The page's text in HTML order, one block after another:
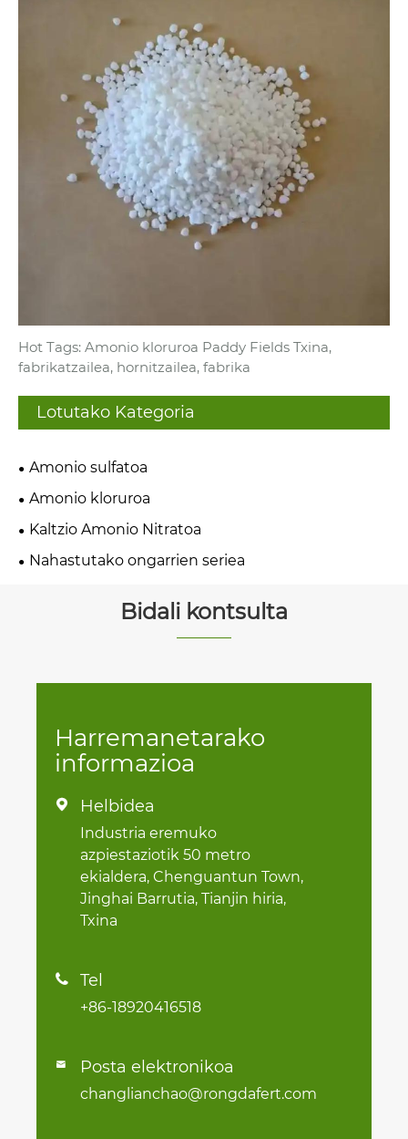
Hot Tags: Amonio kloruroa Paddy Fields Txina,
fabrikatzailea, hornitzailea, fabrika
Lotutako Kategoria
Amonio sulfatoa
Amonio kloruroa
Kaltzio Amonio Nitratoa
Nahastutako ongarrien seriea
Bidali kontsulta
Harremanetarako
informazioa
 Helbidea
Industria eremuko
azpiestaziotik 50 metro
ekialdera, Chenguantun Town,
Jinghai Barrutia, Tianjin hiria,
Txina
 Tel
+86-18920416518
 Posta elektronikoa
changlianchao@rongdafert.com